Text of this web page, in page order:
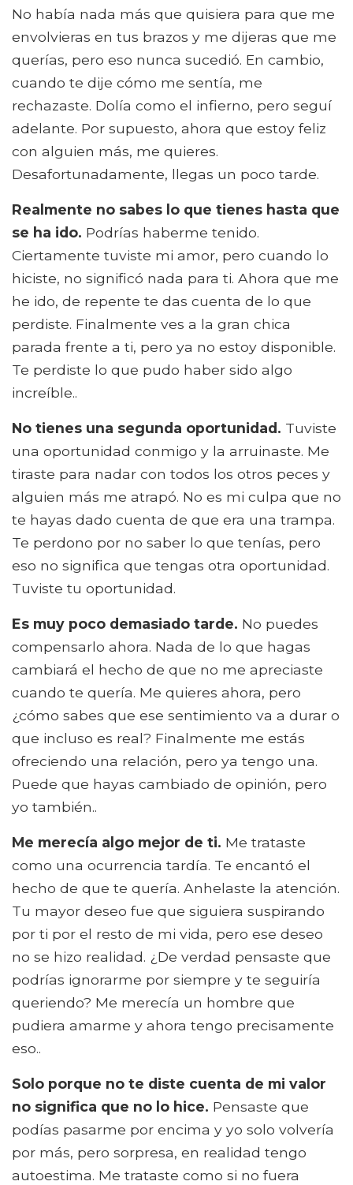
No había nada más que quisiera para que me
envolvieras en tus brazos y me dijeras que me
querías, pero eso nunca sucedió. En cambio,
cuando te dije cómo me sentía, me
rechazaste. Dolía como el infierno, pero seguí
adelante. Por supuesto, ahora que estoy feliz
con alguien más, me quieres.
Desafortunadamente, llegas un poco tarde.
Realmente no sabes lo que tienes hasta que
se ha ido. Podrías haberme tenido.
Ciertamente tuviste mi amor, pero cuando lo
hiciste, no significó nada para ti. Ahora que me
he ido, de repente te das cuenta de lo que
perdiste. Finalmente ves a la gran chica
parada frente a ti, pero ya no estoy disponible.
Te perdiste lo que pudo haber sido algo
increíble..
No tienes una segunda oportunidad. Tuviste
una oportunidad conmigo y la arruinaste. Me
tiraste para nadar con todos los otros peces y
alguien más me atrapó. No es mi culpa que no
te hayas dado cuenta de que era una trampa.
Te perdono por no saber lo que tenías, pero
eso no significa que tengas otra oportunidad.
Tuviste tu oportunidad.
Es muy poco demasiado tarde. No puedes
compensarlo ahora. Nada de lo que hagas
cambiará el hecho de que no me apreciaste
cuando te quería. Me quieres ahora, pero
¿cómo sabes que ese sentimiento va a durar o
que incluso es real? Finalmente me estás
ofreciendo una relación, pero ya tengo una.
Puede que hayas cambiado de opinión, pero
yo también..
Me merecía algo mejor de ti. Me trataste
como una ocurrencia tardía. Te encantó el
hecho de que te quería. Anhelaste la atención.
Tu mayor deseo fue que siguiera suspirando
por ti por el resto de mi vida, pero ese deseo
no se hizo realidad. ¿De verdad pensaste que
podrías ignorarme por siempre y te seguiría
queriendo? Me merecía un hombre que
pudiera amarme y ahora tengo precisamente
eso..
Solo porque no te diste cuenta de mi valor
no significa que no lo hice. Pensaste que
podías pasarme por encima y yo solo volvería
por más, pero sorpresa, en realidad tengo
autoestima. Me trataste como si no fuera